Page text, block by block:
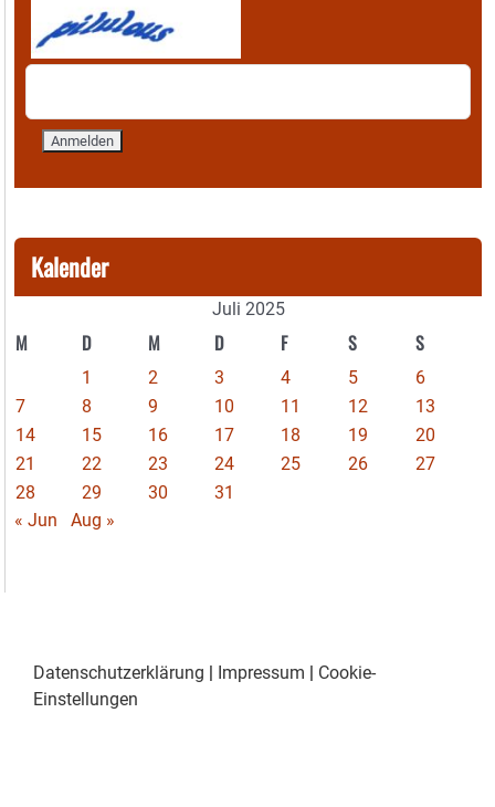
Kalender
Juli 2025
M D M D F S S
1 2 3 4 5
6
7
8 9 10 11 12
13
14
15 16 17 18 19
20
21
22 23 24 25 26
27
28
29 30
31
« Jun
Aug »
Datenschutzerklärung Impressum
Cookie-
Einstellungen